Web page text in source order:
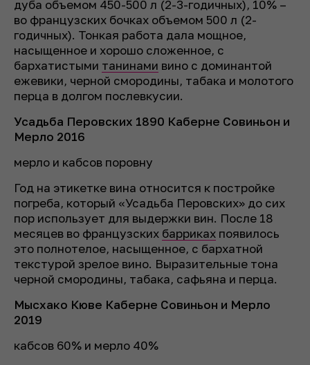
дуба объемом 450-500 л (2-3-годичных), 10% –
во французских бочках объемом 500 л (2-
годичных). Тонкая работа дала мощное,
насыщенное и хорошо сложенное, с
бархатистыми танинами вино с доминантой
ежевики, черной смородины, табака и молотого
перца в долгом послевкусии.
Усадьба Перовских 1890 Каберне Совиньон и
Мерло 2016
мерло и кабсов поровну
Год на этикетке вина относится к постройке
погреба, который «Усадьба Перовских» до сих
пор использует для выдержки вин. После 18
месяцев во французских барриках появилось
это полнотелое, насыщенное, с бархатной
текстурой зрелое вино. Выразительные тона
черной смородины, табака, сафьяна и перца.
Мысхако Кюве Каберне Совиньон и Мерло
2019
кабсов 60% и мерло 40%